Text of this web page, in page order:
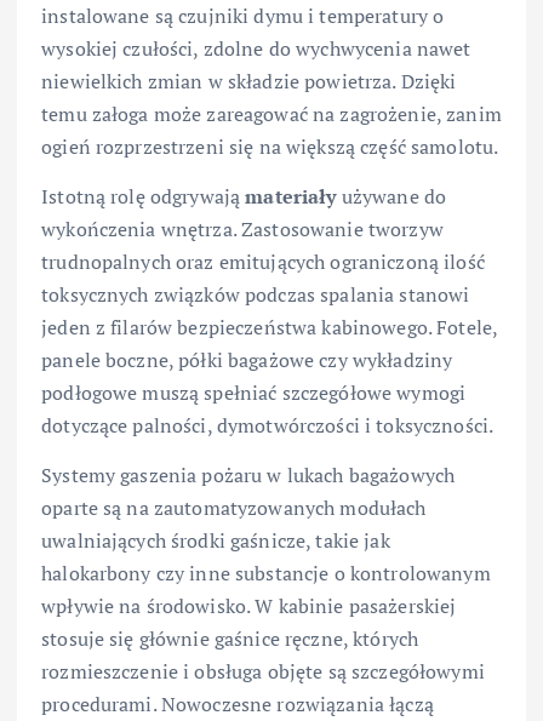
instalowane są czujniki dymu i temperatury o
wysokiej czułości, zdolne do wychwycenia nawet
niewielkich zmian w składzie powietrza. Dzięki
temu załoga może zareagować na zagrożenie, zanim
ogień rozprzestrzeni się na większą część samolotu.
Istotną rolę odgrywająmateriałyużywane do
wykończenia wnętrza. Zastosowanie tworzyw
trudnopalnych oraz emitujących ograniczoną ilość
toksycznych związków podczas spalania stanowi
jeden z filarów bezpieczeństwa kabinowego. Fotele,
panele boczne, półki bagażowe czy wykładziny
podłogowe muszą spełniać szczegółowe wymogi
dotyczące palności, dymotwórczości i toksyczności.
Systemy gaszenia pożaru w lukach bagażowych
oparte są na zautomatyzowanych modułach
uwalniających środki gaśnicze, takie jak
halokarbony czy inne substancje o kontrolowanym
wpływie na środowisko. W kabinie pasażerskiej
stosuje się głównie gaśnice ręczne, których
rozmieszczenie i obsługa objęte są szczegółowymi
procedurami. Nowoczesne rozwiązania łączą